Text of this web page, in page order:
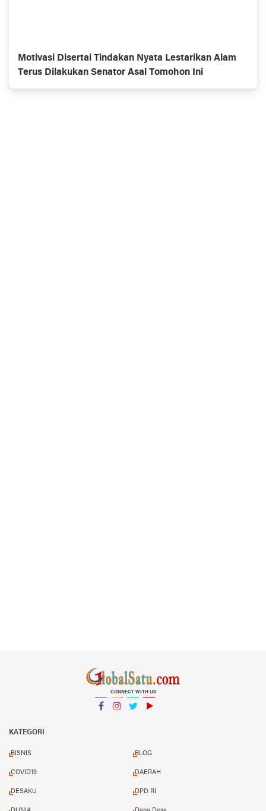
Motivasi Disertai Tindakan Nyata Lestarikan Alam
Terus Dilakukan Senator Asal Tomohon Ini
CONNECT WITH US
KATEGORI
BISNIS BLOG
COVID19 DAERAH
DESAKU DPD RI